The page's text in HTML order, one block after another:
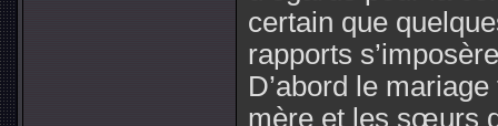
certain que
rapports
D’abord le
mère et les sœurs